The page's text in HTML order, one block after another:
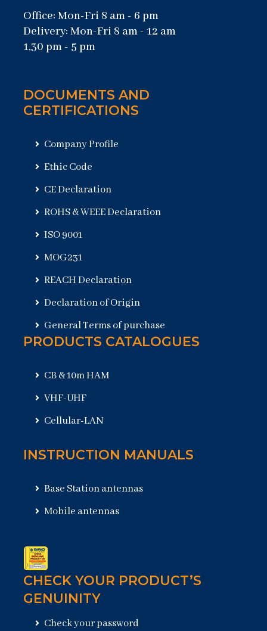
Office: Mon-Fri 8 am - 6 pm
Delivery: Mon-Fri 8 am - 12 am
1,30 pm - 5 pm
DOCUMENTS AND
CERTIFICATIONS
Company Profile
Ethic Code
CE Declaration
ROHS & WEEE Declaration
ISO 9001
MOG231
REACH Declaration
Declaration of Origin
General Terms of purchase
PRODUCTS CATALOGUES
CB & 10m HAM
VHF-UHF
Cellular-LAN
INSTRUCTION MANUALS
Base Station antennas
Mobile antennas
CHECK YOUR PRODUCT’S
GENUINITY
Check your password